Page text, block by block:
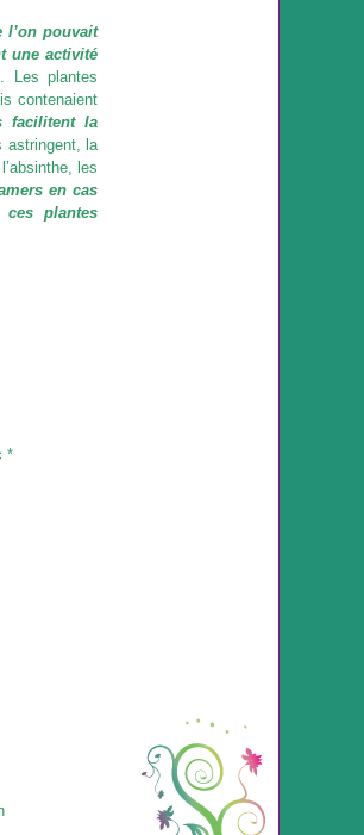
l’on pouvait
une activité
Les plantes
contenaient
facilitent la
astringent, la
, l’absinthe, les
en cas
ces plantes
*